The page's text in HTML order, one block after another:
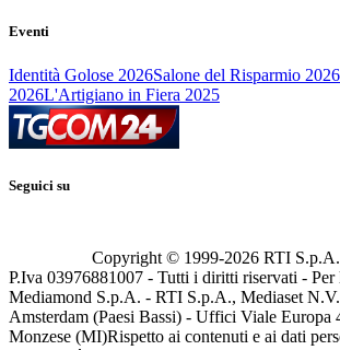
Eventi
Identità Golose 2026Salone del Risparmio 2026
2026L'Artigiano in Fiera 2025
Seguici su
Copyright © 1999-2026 RTI
P.Iva 03976881007 - Tutti i diritti riservati - Per
Mediamond S.p.A. - RTI S.p.A., Mediaset
Amsterdam (Paesi Bassi) - Uffici Viale Europa
Monzese (MI)Rispetto ai contenuti e ai dati